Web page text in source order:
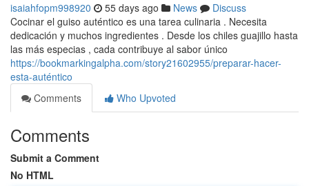
isaiahfopm998920 55 days ago News
Discuss
Cocinar el guiso auténtico es una tarea culinaria . Necesita
dedicación y muchos ingredientes . Desde los chiles guajillo hasta
las más especias , cada contribuye al sabor único
https://bookmarkingalpha.com/story21602955/preparar-hacer-
esta-auténtico
Comments
Who Upvoted
Comments
Submit a Comment
No HTML